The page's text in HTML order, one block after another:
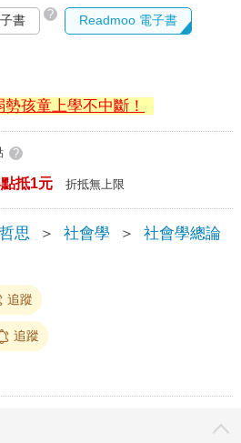
書 ? Readmoo 電子書
孩童上學不中斷！
?
抵1元 折抵無上限
思 ＞ 社會學 ＞ 社會學總論
追蹤
追蹤